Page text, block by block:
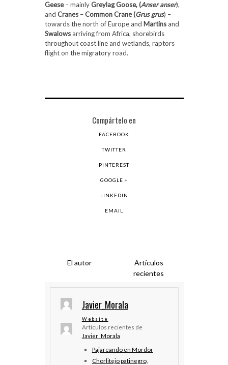
Geese– mainlyGreylag Goose, (Anser anser),
and Cranes–Common Crane (Grus grus) –
towards the north of Europe and Martins and
Swalowsarriving from Africa, shorebirds
throughout coast line and wetlands, raptors
flight on the migratory road.
Compártelo en
FACEBOOK
TWITTER
PINTEREST
GOOGLE +
LINKEDIN
EMAIL
El autor
Artículos
recientes
Javier_Morala
Website
Artículos recientes de
Javier_Morala
Pajareando en Mordor
Chorlitejo patinegro,